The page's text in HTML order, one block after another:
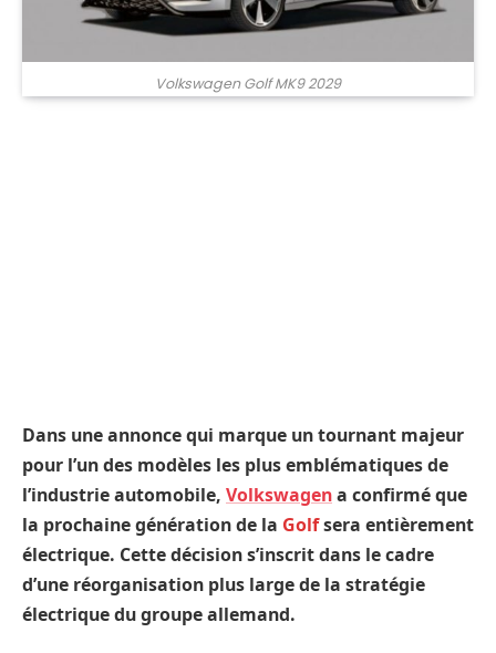
Volkswagen Golf MK9 2029
Dans une annonce qui marque un tournant majeur
pour l’un des modèles les plus emblématiques de
l’industrie automobile, Volkswagena confirmé que
la prochaine génération de la Golfsera entièrement
électrique. Cette décision s’inscrit dans le cadre
d’une réorganisation plus large de la stratégie
électrique du groupe allemand.